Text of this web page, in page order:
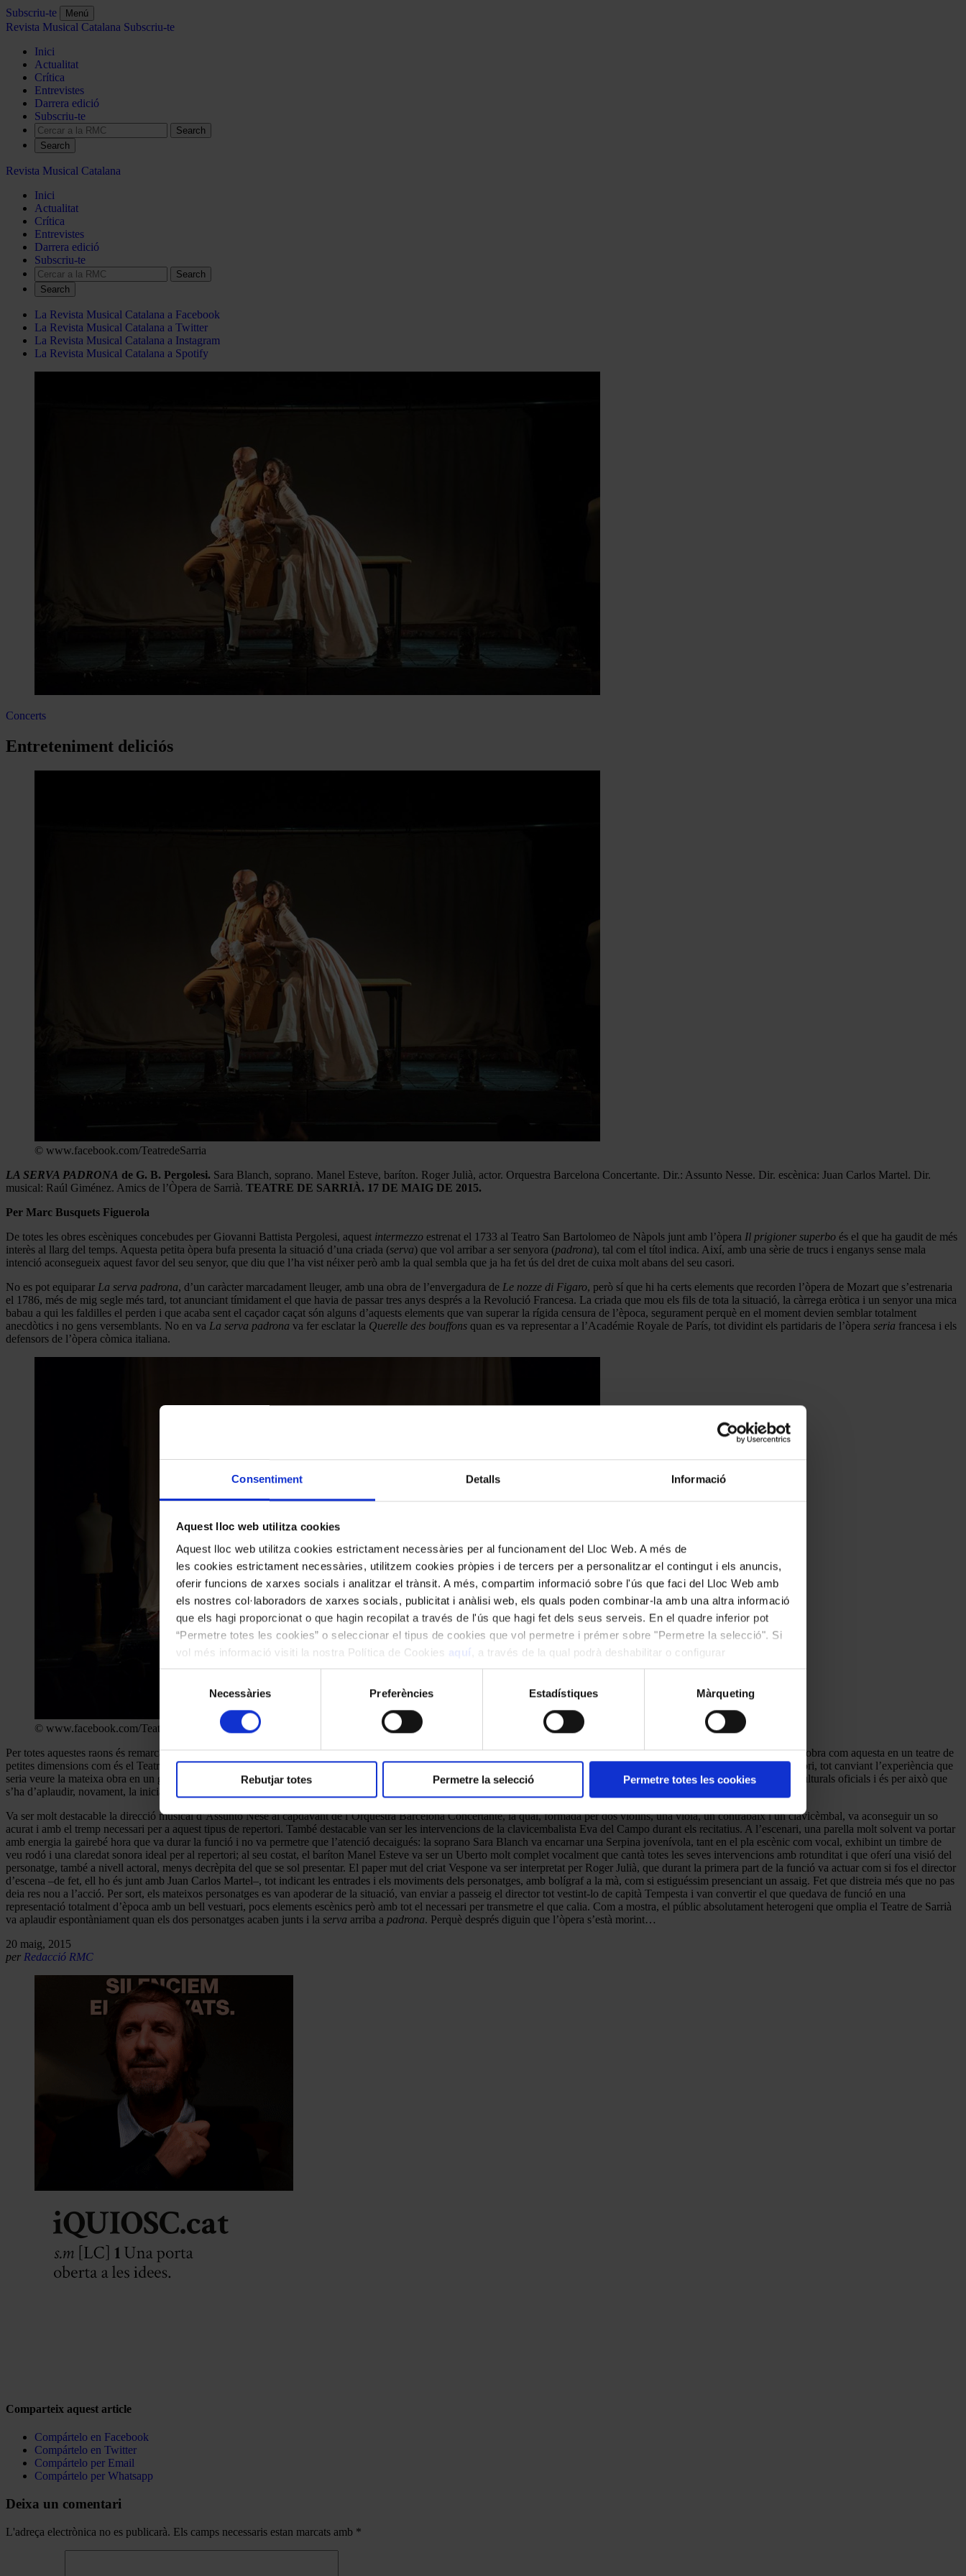
Consentiment Detalls Informació
Aquest lloc web utilitza cookies
Aquest lloc web utilitza cookies estrictament necessàries per al funcionament del Lloc Web. A més de
les cookies estrictament necessàries, utilitzem cookies pròpies i de tercers per a personalitzar el contingut i els anuncis,
oferir funcions de xarxes socials i analitzar el trànsit. A més, compartim informació sobre l'ús que faci del Lloc Web amb
els nostres col·laboradors de xarxes socials, publicitat i anàlisi web, els quals poden combinar-la amb una altra informació
que els hagi proporcionat o que hagin recopilat a través de l'ús que hagi fet dels seus serveis. En el quadre inferior pot
“Permetre totes les cookies” o seleccionar el tipus de cookies que vol permetre i prémer sobre "Permetre la selecció". Si
vol més informació visiti la nostra Política de Cookies aquí
, a través de la qual podrà deshabilitar o configurar
les cookies en qualsevol moment.
consentiment
Necessàries Preferències Estadístiques Màrqueting
Rebutjar totes Permetre la selecció Permetre totes les cookies
Subscriu-te Menú
Revista Musical Catalana Subscriu-te
Inici
Actualitat
Crítica
Entrevistes
Darrera edició
Subscriu-te
Search
Revista Musical Catalana
Inici
Actualitat
Crítica
Entrevistes
Darrera edició
Subscriu-te
Search
La Revista Musical Catalana a Facebook
La Revista Musical Catalana a Twitter
La Revista Musical Catalana a Instagram
La Revista Musical Catalana a Spotify
Concerts
Entreteniment deliciós
© www.facebook.com/TeatredeSarria
LA SERVA PADRONA de G. B. Pergolesi. Sara Blanch, soprano. Manel Esteve, baríton. Roger Julià, actor. Orquestra Barcelona Concertante. Dir.: Assunto Nesse. Dir. escènica: Juan Carlos Martel. Dir.
musical: Raúl Giménez. Amics de l’Òpera de Sarrià. TEATRE DE SARRIÀ. 17 DE MAIG DE 2015.
Per Marc Busquets Figuerola
De totes les obres escèniques concebudes per Giovanni Battista Pergolesi, aquest intermezzo estrenat el 1733 al Teatro San Bartolomeo de Nàpols junt amb l’òpera Il prigioner superbo és el que ha gaudit de més
interès al llarg del temps. Aquesta petita òpera bufa presenta la situació d’una criada (serva) que vol arribar a ser senyora (padrona), tal com el títol indica. Així, amb una sèrie de trucs i enganys sense mala
intenció aconsegueix aquest favor del seu senyor, que diu que l’ha vist néixer però amb la qual sembla que ja ha fet ús del dret de cuixa molt abans del seu casori.
No es pot equiparar La serva padrona, d’un caràcter marcadament lleuger, amb una obra de l’envergadura de Le nozze di Figaro, però sí que hi ha certs elements que recorden l’òpera de Mozart que s’estrenaria
el 1786, més de mig segle més tard, tot anunciant tímidament el que havia de passar tres anys després a la Revolució Francesa. La criada que mou els fils de tota la situació, la càrrega eròtica i un senyor una mica
babau a qui les faldilles el perden i que acaba sent el caçador caçat són alguns d’aquests elements que van superar la rígida censura de l’època, segurament perquè en el moment devien semblar totalment
anecdòtics i no gens versemblants. No en va La serva padrona va fer esclatar la Querelle des bouffons quan es va representar a l’Académie Royale de París, tot dividint els partidaris de l’òpera seria francesa i els
defensors de l’òpera còmica italiana.
© www.facebook.com/TeatredeSarria
Per totes aquestes raons és remarcable que els Amics de l’Òpera de Sarrià hagin triat el títol per clausurar la seva primera temporada d’òpera. Resulta deliciós poder gaudir d’una obra com aquesta en un teatre de
petites dimensions com és el Teatre del Centre Parroquial de Sarrià i que, malgrat no ser contemporani deLa serva padrona, ofereix un ambient ideal per a aquest tipus de repertori, tot canviant l’experiència que
seria veure la mateixa obra en un gran auditori. També costa imaginar on es podria fer una òpera d’aquestes dimensions en una ciutat on només hi hagués les grans institucions culturals oficials i és per això que
s’ha d’aplaudir, novament, la iniciativa d’aquest grup d’entusiastes.
Va ser molt destacable la direcció musical d’Assunto Nese al capdavant de l’Orquestra Barcelona Concertante, la qual, formada per dos violins, una viola, un contrabaix i un clavicèmbal, va aconseguir un so
acurat i amb el tremp necessari per a aquest tipus de repertori. També destacable van ser les intervencions de la clavicembalista Eva del Campo durant els recitatius. A l’escenari, una parella molt solvent va portar
amb energia la gairebé hora que va durar la funció i no va permetre que l’atenció decaigués: la soprano Sara Blanch va encarnar una Serpina jovenívola, tant en el pla escènic com vocal, exhibint un timbre de
veu rodó i una claredat sonora ideal per al repertori; al seu costat, el baríton Manel Esteve va ser un Uberto molt complet vocalment que cantà totes les seves intervencions amb rotunditat i que oferí una visió del
personatge, també a nivell actoral, menys decrèpita del que se sol presentar. El paper mut del criat Vespone va ser interpretat per Roger Julià, que durant la primera part de la funció va actuar com si fos el director
d’escena –de fet, ell ho és junt amb Juan Carlos Martel–, tot indicant les entrades i els moviments dels personatges, amb bolígraf a la mà, com si estiguéssim presenciant un assaig. Fet que distreia més que no pas
deia res nou a l’acció. Per sort, els mateixos personatges es van apoderar de la situació, van enviar a passeig el director tot vestint-lo de capità Tempesta i van convertir el que quedava de funció en una
representació totalment d’època amb un bell vestuari, pocs elements escènics però amb tot el necessari per transmetre el que calia. Com a mostra, el públic absolutament heterogeni que omplia el Teatre de Sarrià
va aplaudir espontàniament quan els dos personatges acaben junts i la serva arriba a padrona. Perquè després diguin que l’òpera s’està morint…
20 maig, 2015
per Redacció RMC
Comparteix aquest article
Compártelo en Facebook
Compártelo en Twitter
Compártelo per Email
Compártelo per Whatsapp
Deixa un comentari
L'adreça electrònica no es publicarà. Els camps necessaris estan marcats amb *